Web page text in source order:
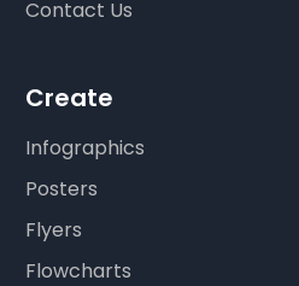
Contact Us
Create
Infographics
Posters
Flyers
Flowcharts